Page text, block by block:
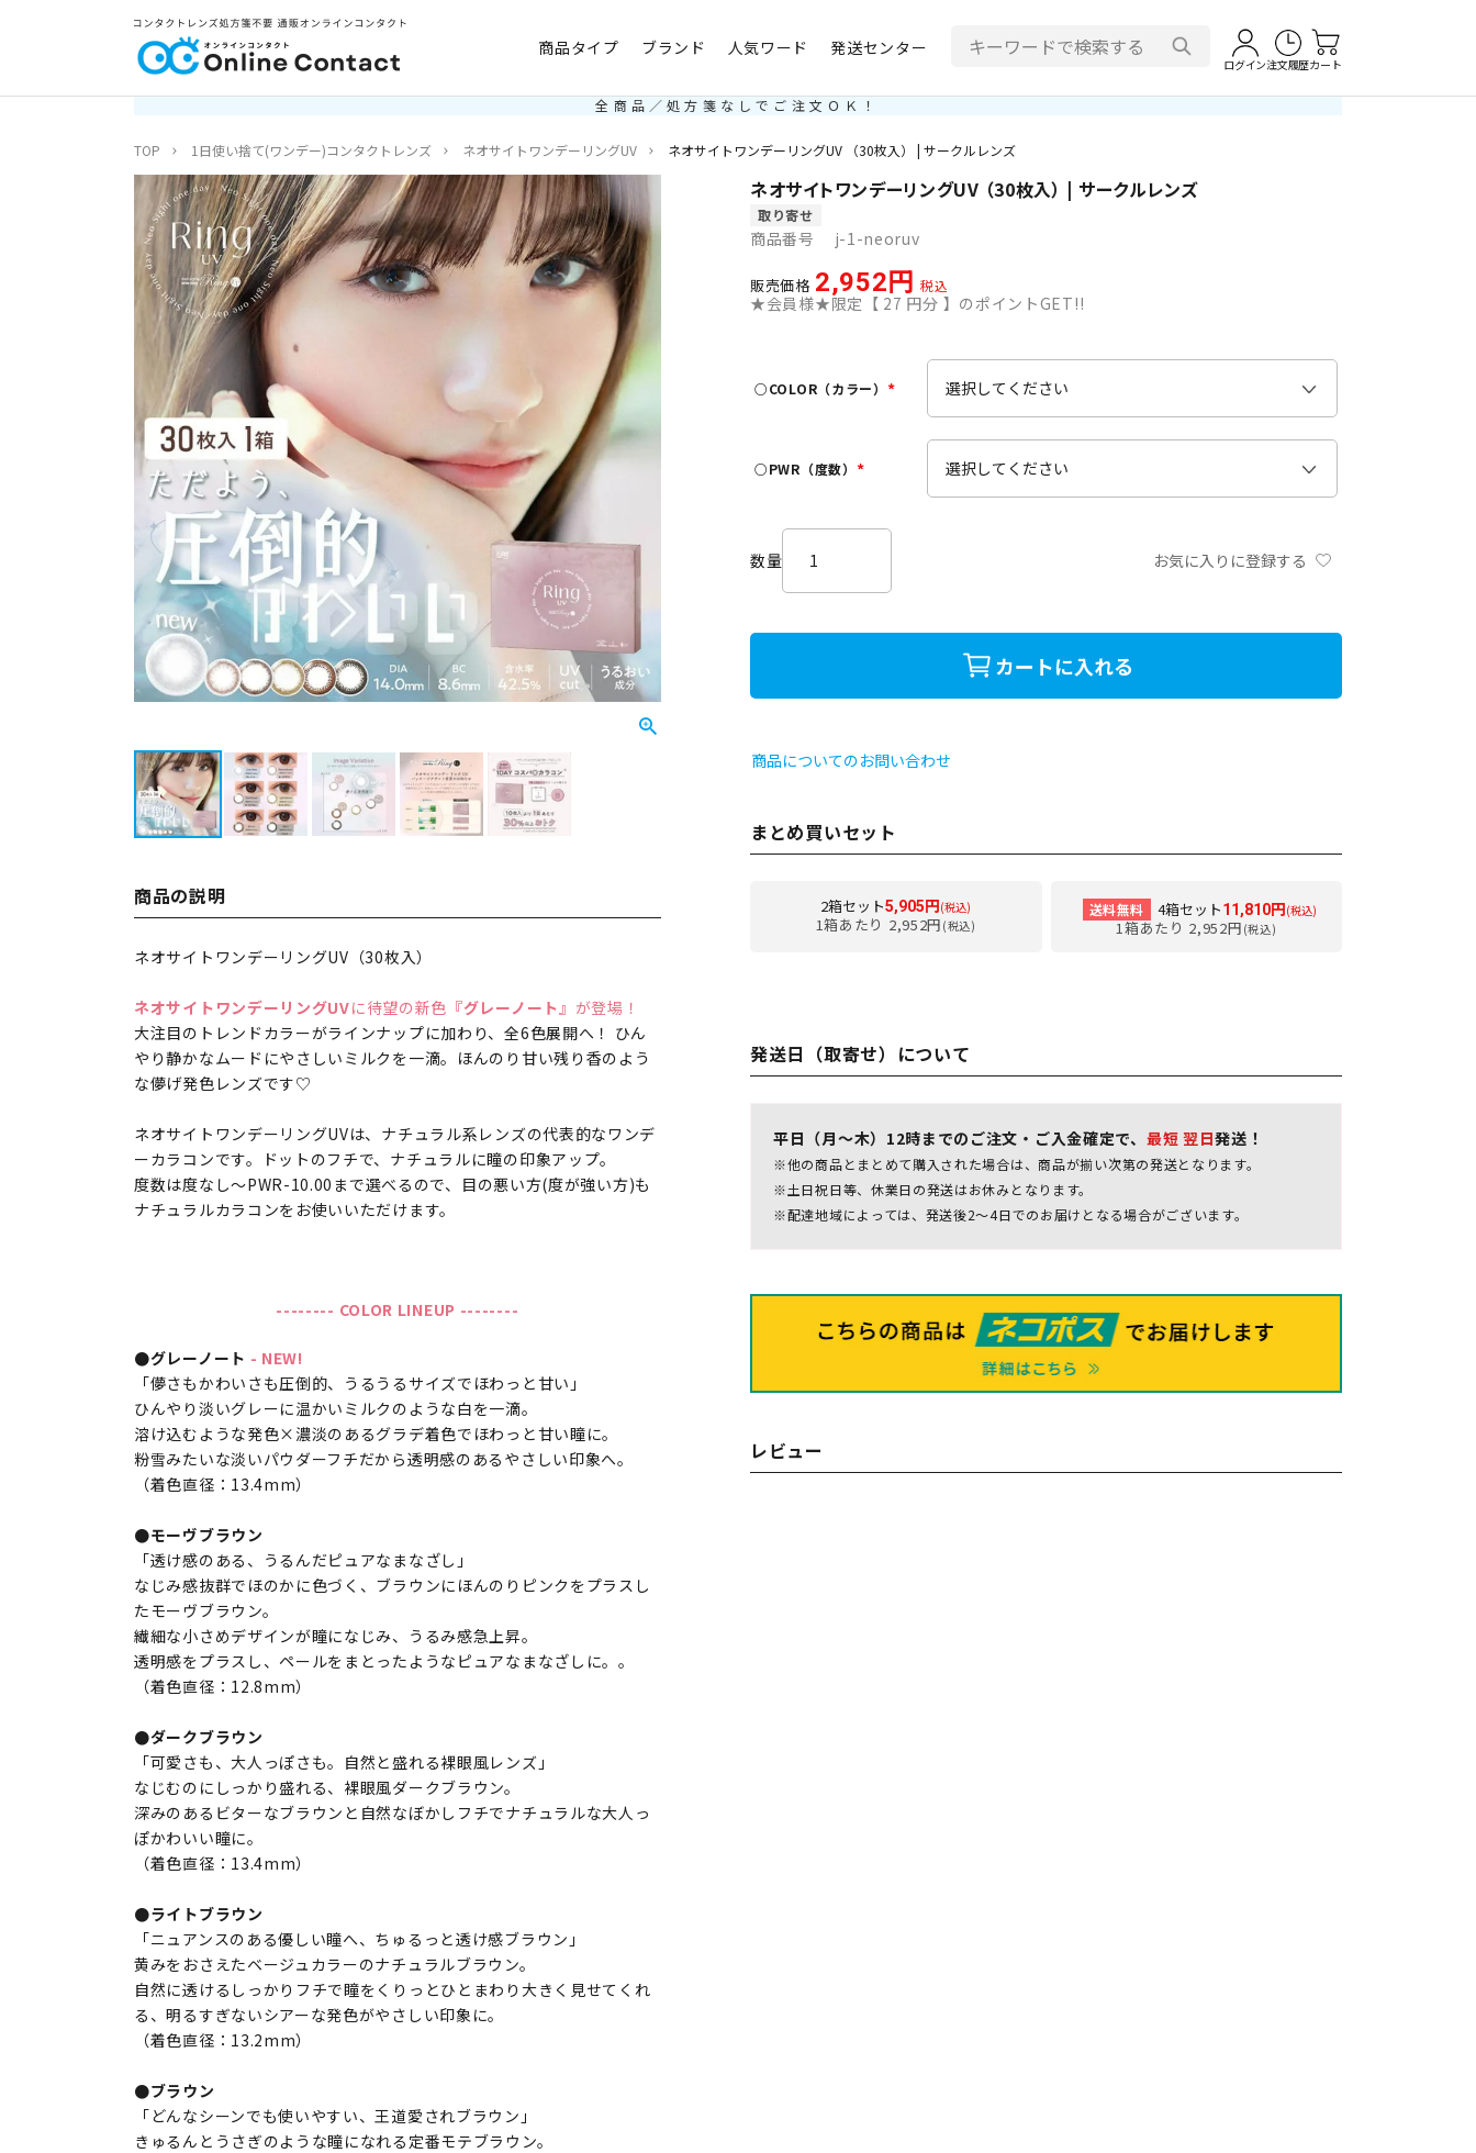
商品タイプ ブランド 人気ワード 発送センター
ログイン注文履歴カート
全商品／処方箋なしでご注文ＯＫ！
TOP 1日使い捨て(ワンデー)コンタクトレンズ ネオサイトワンデーリングUV ネオサイトワンデーリングUV （30枚入） | サークルレンズ
ネオサイトワンデーリングUV （30枚入） | サークルレンズ
取り寄せ
商品番号 j-1-neoruv
販売価格 2,952 税込
★会員様★限定【 27 円分 】のポイントGET!!
○COLOR（カラー）
○PWR（度数）
須
お気に入りに登録する
カートに入れる
商品についてのお問い合わせ
まとめ買いセット
2箱セット5,905円 (税込)
1箱あたり 2,952円 (税込)
送料無料 4箱セット11,810円 (税込)
1箱あたり 2,952円 (税込)
発送日（取寄せ）について
平日（月～木）12時までのご注文・ご入金確定で、 最短 翌日発送！
※他の商品とまとめて購入された場合は、商品が揃い次第の発送となります。
※土日祝日等、休業日の発送はお休みとなります。
※配達地域によっては、発送後2～4日でのお届けとなる場合がございます。
レビュー
商品の説明
ネオサイトワンデーリングUV（30枚入）
ネオサイトワンデーリングUVに待望の新色 『グレーノート』 が登場！
大注目のトレンドカラーがラインナップに加わり、全6色展開へ！ ひん
やり静かなムードにやさしいミルクを一滴。ほんのり甘い残り香のよう
な儚げ発色レンズです♡
ネオサイトワンデーリングUVは、ナチュラル系レンズの代表的なワンデ
ーカラコンです。ドットのフチで、ナチュラルに瞳の印象アップ。
度数は度なし～PWR-10.00まで選べるので、目の悪い方(度が強い方)も
ナチュラルカラコンをお使いいただけます。
-------- COLOR LINEUP --------
●グレーノート - NEW!
「儚さもかわいさも圧倒的、うるうるサイズでほわっと甘い」
ひんやり淡いグレーに温かいミルクのような白を一滴。
溶け込むような発色×濃淡のあるグラデ着色でほわっと甘い瞳に。
粉雪みたいな淡いパウダーフチだから透明感のあるやさしい印象へ。
（着色直径：13.4mm）
●モーヴブラウン
「透け感のある、うるんだピュアなまなざし」
なじみ感抜群でほのかに色づく、ブラウンにほんのりピンクをプラスし
たモーヴブラウン。
繊細な小さめデザインが瞳になじみ、うるみ感急上昇。
透明感をプラスし、ペールをまとったようなピュアなまなざしに。。
（着色直径：12.8mm）
●ダークブラウン
「可愛さも、大人っぽさも。自然と盛れる裸眼風レンズ」
なじむのにしっかり盛れる、裸眼風ダークブラウン。
深みのあるビターなブラウンと自然なぼかしフチでナチュラルな大人っ
ぽかわいい瞳に。
（着色直径：13.4mm）
●ライトブラウン
「ニュアンスのある優しい瞳へ、ちゅるっと透け感ブラウン」
黄みをおさえたベージュカラーのナチュラルブラウン。
自然に透けるしっかりフチで瞳をくりっとひとまわり大きく見せてくれ
る、明るすぎないシアーな発色がやさしい印象に。
（着色直径：13.2mm）
●ブラウン
「どんなシーンでも使いやすい、王道愛されブラウン」
きゅるんとうさぎのような瞳になれる定番モテブラウン。